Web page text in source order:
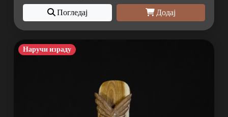
Погледај
Додај
Наручи израду